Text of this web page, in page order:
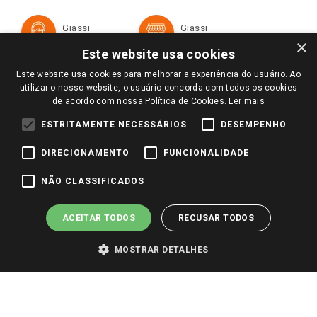
Televendas
Notícias
Perguntas frequentes
Identidade Visual
Formas de Pagamento
Trocas e Devoluções
Giassi
Giassi
Redes Sociais
Pagamento e Segurança
×
Este website usa cookies
Este website usa cookies para melhorar a experiência do usuário. Ao
utilizar o nosso website, o usuário concorda com todos os cookies
de acordo com nossa Política de Cookies. Ler mais
ESTRITAMENTE NECESSÁRIOS DESEMPENHO
DIRECIONAMENTO FUNCIONALIDADE
NÃO CLASSIFICADOS
ACEITAR TODOS RECUSAR TODOS
MOSTRAR DETALHES